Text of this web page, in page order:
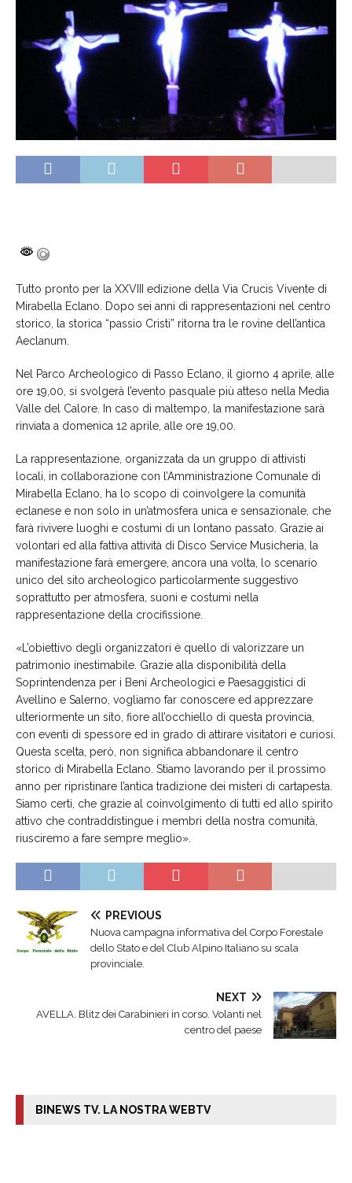
Tutto pronto per la XXVIII edizione della Via Crucis Vivente di
Mirabella Eclano. Dopo sei anni di rappresentazioni nel centro
storico, la storica “passio Cristi” ritorna tra le rovine dell’antica
Aeclanum.
Nel Parco Archeologico di Passo Eclano, il giorno 4 aprile, alle
ore 19,00, si svolgerà l’evento pasquale più atteso nella Media
Valle del Calore. In caso di maltempo, la manifestazione sarà
rinviata a domenica 12 aprile, alle ore 19,00.
La rappresentazione, organizzata da un gruppo di attivisti
locali, in collaborazione con l’Amministrazione Comunale di
Mirabella Eclano, ha lo scopo di coinvolgere la comunità
eclanese e non solo in un’atmosfera unica e sensazionale, che
farà rivivere luoghi e costumi di un lontano passato. Grazie ai
volontari ed alla fattiva attività di Disco Service Musicheria, la
manifestazione farà emergere, ancora una volta, lo scenario
unico del sito archeologico particolarmente suggestivo
soprattutto per atmosfera, suoni e costumi nella
rappresentazione della crocifissione.
«L’obiettivo degli organizzatori è quello di valorizzare un
patrimonio inestimabile. Grazie alla disponibilità della
Soprintendenza per i Beni Archeologici e Paesaggistici di
Avellino e Salerno, vogliamo far conoscere ed apprezzare
ulteriormente un sito, fiore all’occhiello di questa provincia,
con eventi di spessore ed in grado di attirare visitatori e curiosi.
Questa scelta, però, non significa abbandonare il centro
storico di Mirabella Eclano. Stiamo lavorando per il prossimo
anno per ripristinare l’antica tradizione dei misteri di cartapesta.
Siamo certi, che grazie al coinvolgimento di tutti ed allo spirito
attivo che contraddistingue i membri della nostra comunità,
riusciremo a fare sempre meglio».
PREVIOUS
Nuova campagna informativa del Corpo Forestale
dello Stato e del Club Alpino Italiano su scala
provinciale.
NEXT
AVELLA. Blitz dei Carabinieri in corso. Volanti nel
centro del paese
BINEWS TV. LA NOSTRA WEBTV